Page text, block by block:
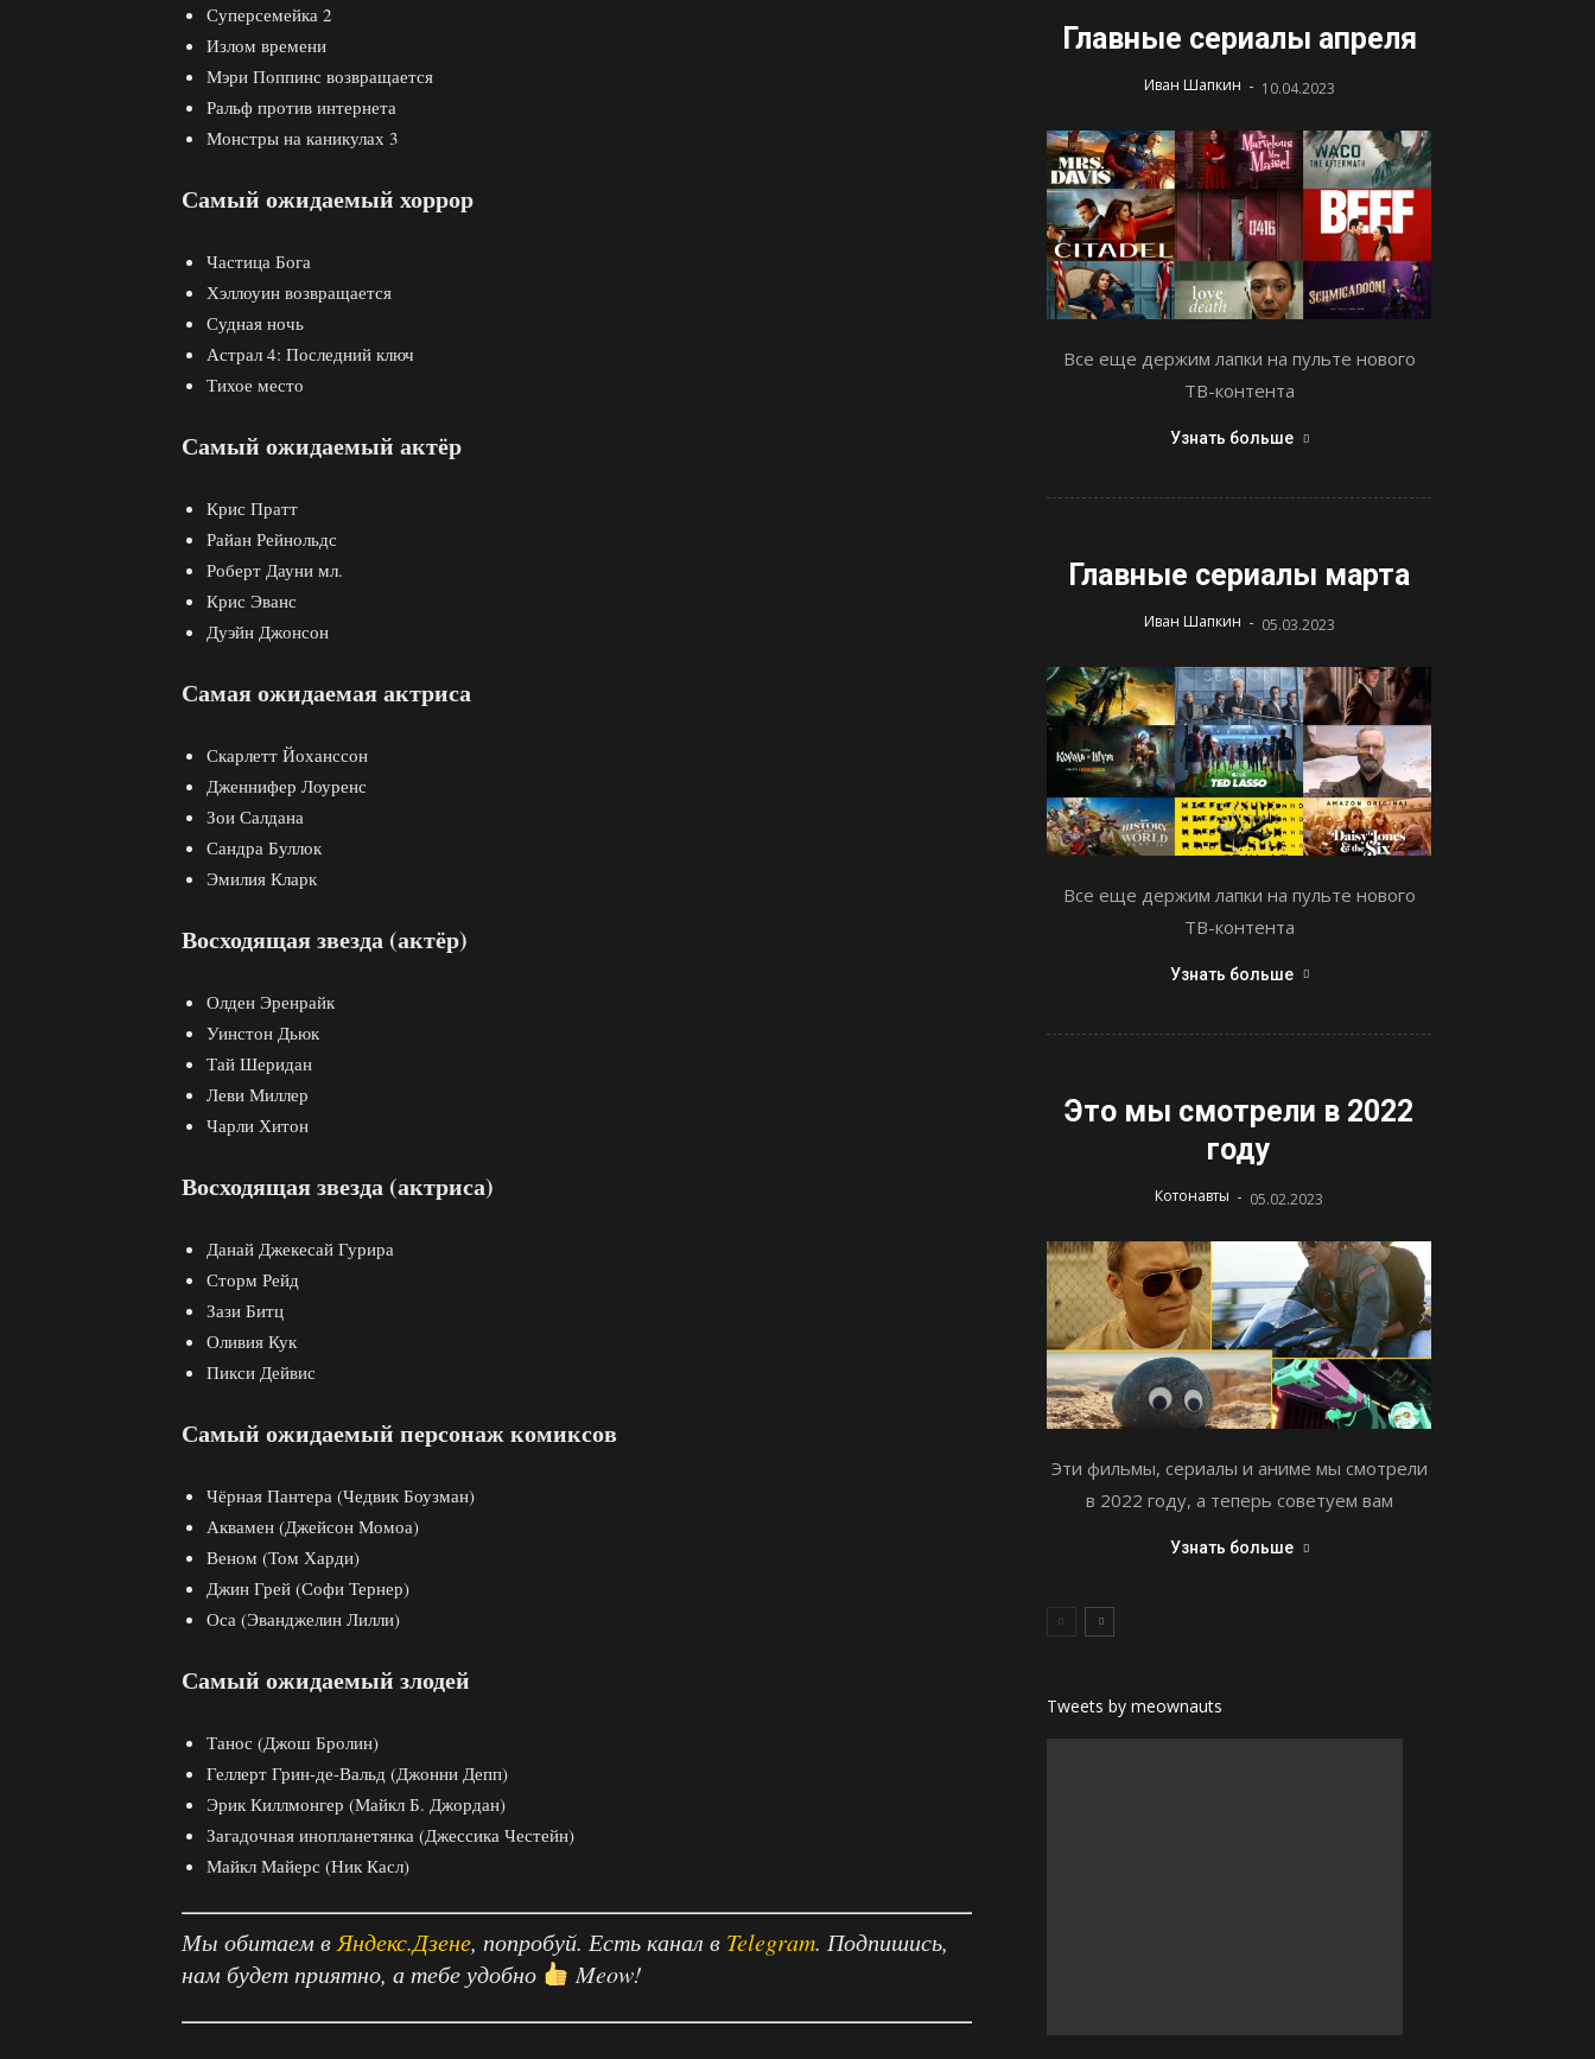
Суперсемейка 2
Излом времени
Мэри Поппинс возвращается
Ральф против интернета
Монстры на каникулах 3
Самый ожидаемый хоррор
Частица Бога
Хэллоуин возвращается
Судная ночь
Астрал 4: Последний ключ
Тихое место
Самый ожидаемый актёр
Крис Пратт
Райан Рейнольдс
Роберт Дауни мл.
Крис Эванс
Дуэйн Джонсон
Самая ожидаемая актриса
Скарлетт Йоханссон
Дженнифер Лоуренс
Зои Салдана
Сандра Буллок
Эмилия Кларк
Восходящая звезда (актёр)
Олден Эренрайк
Уинстон Дьюк
Тай Шеридан
Леви Миллер
Чарли Хитон
Восходящая звезда (актриса)
Данай Джекесай Гурира
Сторм Рейд
Зази Битц
Оливия Кук
Пикси Дейвис
Самый ожидаемый персонаж комиксов
Чёрная Пантера (Чедвик Боузман)
Аквамен (Джейсон Момоа)
Веном (Том Харди)
Джин Грей (Софи Тернер)
Оса (Эванджелин Лилли)
Самый ожидаемый злодей
Танос (Джош Бролин)
Геллерт Грин-де-Вальд (Джонни Депп)
Эрик Киллмонгер (Майкл Б. Джордан)
Загадочная инопланетянка (Джессика Честейн)
Майкл Майерс (Ник Касл)
Мы обитаем в Яндекс.Дзене, попробуй. Есть канал в Telegram. Подпишись,
нам будет приятно, а тебе удобно
Meow!
Главные сериалы апреля
Иван Шапкин - 10.04.2023
Все еще держим лапки на пульте нового
ТВ-контента
Узнать больше
Главные сериалы марта
Иван Шапкин - 05.03.2023
Все еще держим лапки на пульте нового
ТВ-контента
Узнать больше
Это мы смотрели в 2022
году
Котонавты - 05.02.2023
Эти фильмы, сериалы и аниме мы смотрели
в 2022 году, а теперь советуем вам
Узнать больше
Tweets by meownauts